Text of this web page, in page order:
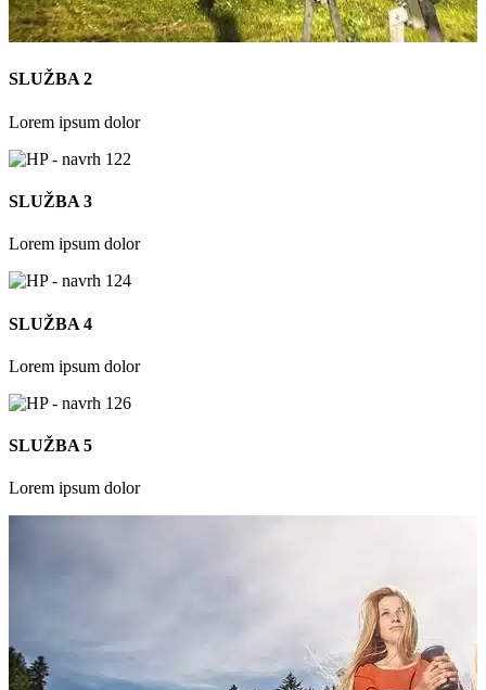
SLUŽBA 2
Lorem ipsum dolor
SLUŽBA 3
Lorem ipsum dolor
SLUŽBA 4
Lorem ipsum dolor
SLUŽBA 5
Lorem ipsum dolor